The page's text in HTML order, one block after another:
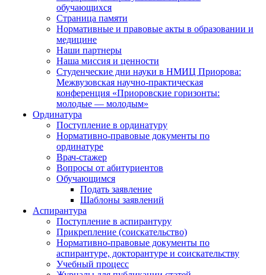
обучающихся
Страница памяти
Нормативные и правовые акты в образовании и
медицине
Наши партнеры
Наша миссия и ценности
Студенческие дни науки в НМИЦ Приорова:
Межвузовская научно-практическая
конференция «Приоровские горизонты:
молодые — молодым»
Ординатура
Поступление в ординатуру
Нормативно-правовые документы по
ординатуре
Врач-стажер
Вопросы от абитуриентов
Обучающимся
Подать заявление
Шаблоны заявлений
Аспирантура
Поступление в аспирантуру
Прикрепление (соискательство)
Нормативно-правовые документы по
аспирантуре, докторантуре и соискательству
Учебный процесс